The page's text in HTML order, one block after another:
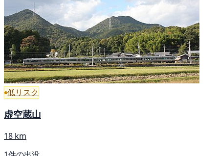
低リスク
虚空蔵山
18 km